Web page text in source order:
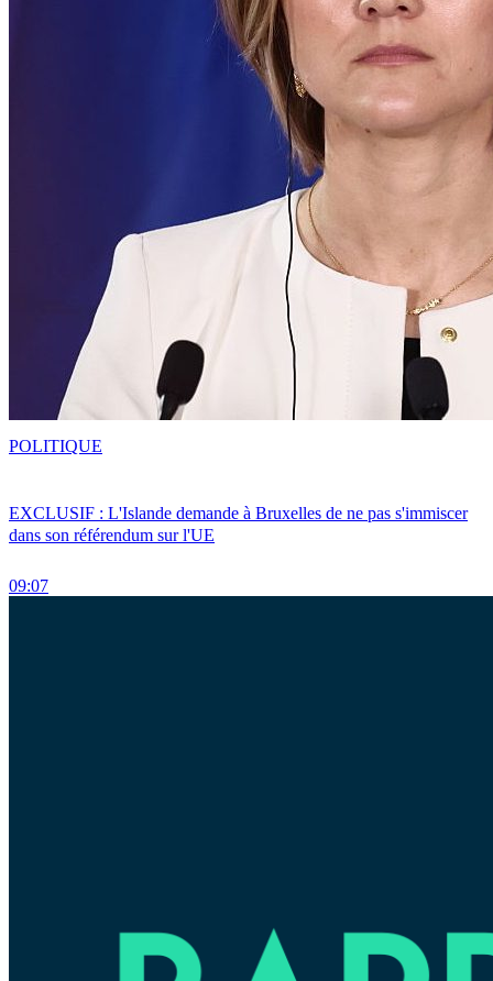
EXCLUSIF : L'Islande demande à Bruxelles de ne pas s'immiscer
dans son référendum sur l'UE
09:07
POLITIQUE